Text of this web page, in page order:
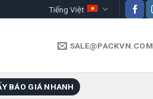
Tiếng Việt
SALE@PACKVN.COM
BÁO GIÁ NHANH